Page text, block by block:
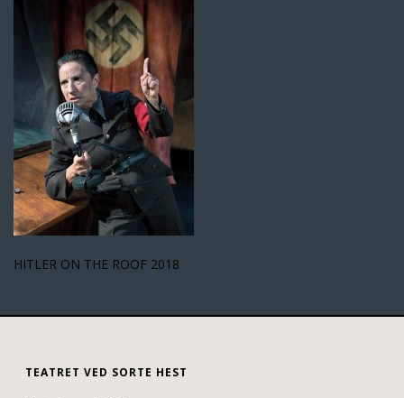
HITLER ON THE ROOF 2018
TEATRET VED SORTE HEST